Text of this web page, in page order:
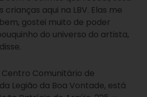
aqui na LBV. Elas me
gostei muito de poder
do universo do artista,
Centro Comunitário de
Legião da Boa Vontade, está